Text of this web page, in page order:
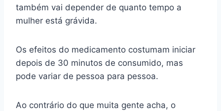
também vai depender de quanto tempo a
mulher está grávida.
Os efeitos do medicamento costumam iniciar
depois de 30 minutos de consumido, mas
pode variar de pessoa para pessoa.
Ao contrário do que muita gente acha, o